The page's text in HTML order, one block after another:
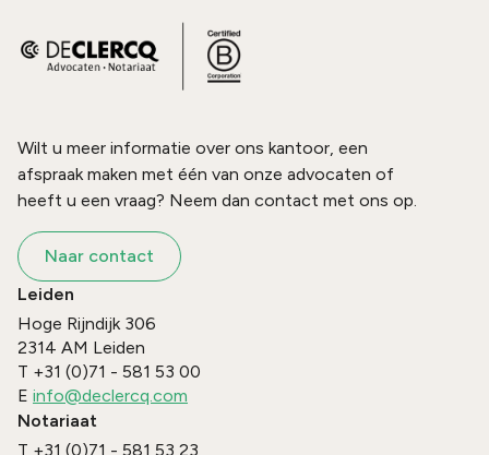
Wilt u meer informatie over ons kantoor, een
afspraak maken met één van onze advocaten of
heeft u een vraag? Neem dan contact met ons op.
Naar contact
Leiden
Hoge Rijndijk 306
2314 AM Leiden
T +31 (0)71 - 581 53 00
E info@declercq.com
Notariaat
T +31 (0)71 - 581 53 23